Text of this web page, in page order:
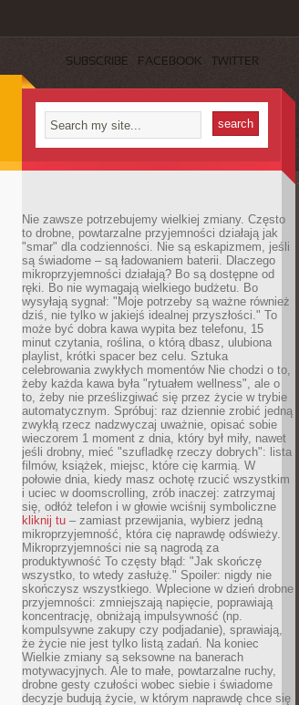
SUBSCRIBE FACEBOOK TWITTER
Nie zawsze potrzebujemy wielkiej zmiany. Często
to drobne, powtarzalne przyjemności działają jak
"smar" dla codzienności. Nie są eskapizmem, jeśli
są świadome – są ładowaniem baterii. Dlaczego
mikroprzyjemności działają? Bo są dostępne od
ręki. Bo nie wymagają wielkiego budżetu. Bo
wysyłają sygnał: "Moje potrzeby są ważne również
dziś, nie tylko w jakiejś idealnej przyszłości." To
może być dobra kawa wypita bez telefonu, 15
minut czytania, roślina, o którą dbasz, ulubiona
playlist, krótki spacer bez celu. Sztuka
celebrowania zwykłych momentów Nie chodzi o to,
żeby każda kawa była "rytuałem wellness", ale o
to, żeby nie prześlizgiwać się przez życie w trybie
automatycznym. Spróbuj: raz dziennie zrobić jedną
zwykłą rzecz nadzwyczaj uważnie, opisać sobie
wieczorem 1 moment z dnia, który był miły, nawet
jeśli drobny, mieć "szufladkę rzeczy dobrych": lista
filmów, książek, miejsc, które cię karmią. W
połowie dnia, kiedy masz ochotę rzucić wszystkim
i uciec w doomscrolling, zrób inaczej: zatrzymaj
się, odłóż telefon i w głowie wciśnij symboliczne
kliknij tu – zamiast przewijania, wybierz jedną
mikroprzyjemność, która cię naprawdę odświeży.
Mikroprzyjemności nie są nagrodą za
produktywność To częsty błąd: "Jak skończę
wszystko, to wtedy zasłużę." Spoiler: nigdy nie
skończysz wszystkiego. Wplecione w dzień drobne
przyjemności: zmniejszają napięcie, poprawiają
koncentrację, obniżają impulsywność (np.
kompulsywne zakupy czy podjadanie), sprawiają,
że życie nie jest tylko listą zadań. Na koniec
Wielkie zmiany są seksowne na banerach
motywacyjnych. Ale to małe, powtarzalne ruchy,
drobne gesty czułości wobec siebie i świadome
decyzje budują życie, w którym naprawdę chce się